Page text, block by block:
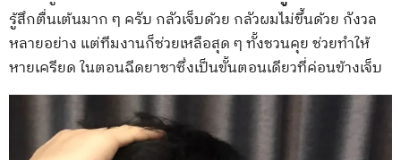
รู้สึกตื่นเต้นมาก ๆ ครับ กลัวเจ็บด้วย กลัวผมไม่ขึ้นด้วย กังวล
หลายอย่าง แต่ทีมงานก็ช่วยเหลือสุด ๆ ทั้งชวนคุย ช่วยทำให้
หายเครียด ในตอนฉีดยาชาซึ่งเป็นขั้นตอนเดียวที่ค่อนข้างเจ็บ